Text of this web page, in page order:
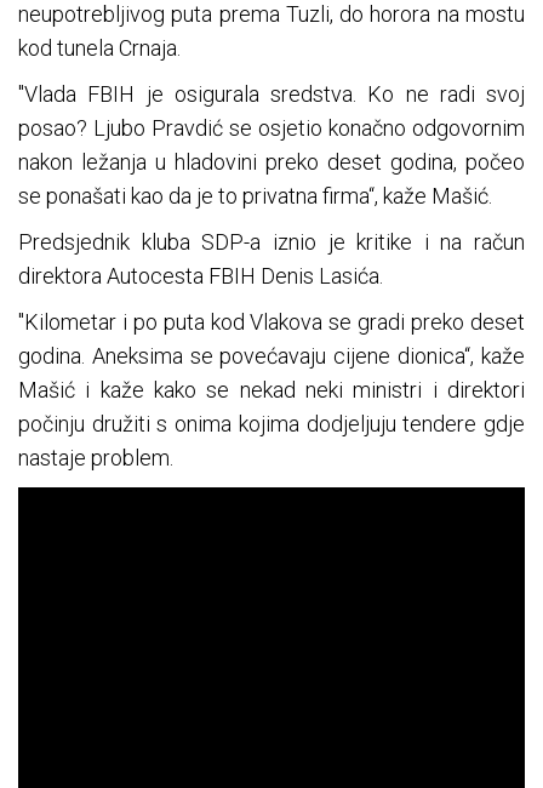
neupotrebljivog puta prema Tuzli, do horora na mostu
kod tunela Crnaja.
"Vlada FBIH je osigurala sredstva. Ko ne radi svoj
posao? Ljubo Pravdić se osjetio konačno odgovornim
nakon ležanja u hladovini preko deset godina, počeo
se ponašati kao da je to privatna firma“, kaže Mašić.
Predsjednik kluba SDP-a iznio je kritike i na račun
direktora Autocesta FBIH Denis Lasića.
"Kilometar i po puta kod Vlakova se gradi preko deset
godina. Aneksima se povećavaju cijene dionica“, kaže
Mašić i kaže kako se nekad neki ministri i direktori
počinju družiti s onima kojima dodjeljuju tendere gdje
nastaje problem.